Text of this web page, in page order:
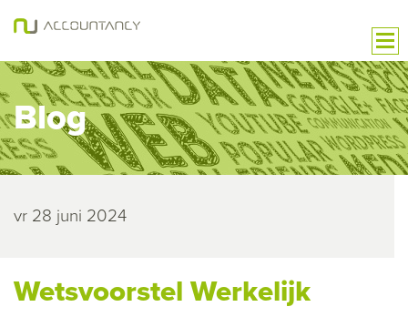
Blog
vr 28 juni 2024
Wetsvoorstel Werkelijk